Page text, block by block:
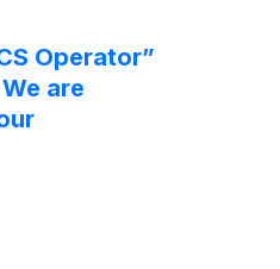
Operator”
are